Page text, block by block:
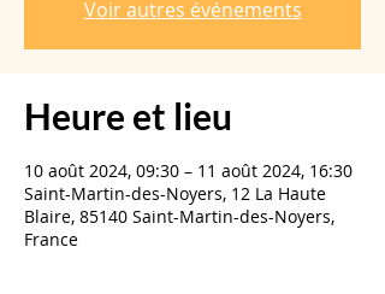
Voir autres événements
Heure et lieu
10 août 2024, 09:30 – 11 août 2024, 16:30
Saint-Martin-des-Noyers, 12 La Haute
Blaire, 85140 Saint-Martin-des-Noyers,
France